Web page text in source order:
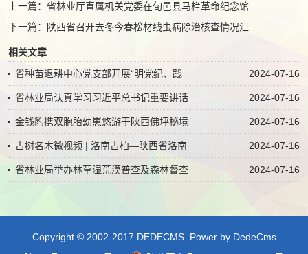
上一篇： 省林业厅直属机关党委在旬邑县马栏革命纪念馆
下一篇：
陕西省召开去冬今春松材线虫病除治核查情况汇
相关文章
2024-07-16
省种苗退耕中心党支部开展“明党纪、践
2024-07-16
省林业局认真学习习近平总书记重要讲话
2024-07-16
金钱豹携双胞胎幼崽悠游于陕西佛坪秘境
2024-07-16
古树名木微视频 | 洛南古柏—陕西省洛南
2024-07-16
省林业局举办林草湿荒漠普查及森林督查
Copyright © 2002-2017 DEDECMS. Power by DedeCms